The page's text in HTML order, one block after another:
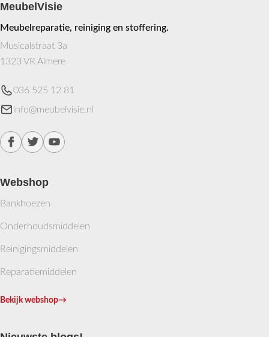
MeubelVisie
Meubelreparatie, reiniging en stoffering.
Musicalstraat 3a
1323 VR Almere
036 525 12 81
info@meubelvisie.nl
Webshop
Bankhoezen
Onderhoudsmiddelen
Reinigingsmiddelen
Reparatiemiddelen
Bekijk webshop→